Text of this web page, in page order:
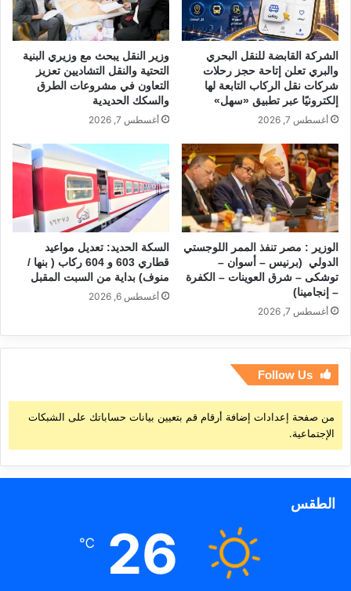
الشركة القابضة للنقل البحري
والبري تعلن إتاحة حجز رحلات
شركات نقل الركاب التابعة لها
إلكترونيًا عبر تطبيق «سهل»
أغسطس 7, 2026
وزير النقل يبحث مع وزيري البنية
التحتية والنقل التشاديين تعزيز
التعاون في مشروعات الطرق
والسكك الحديدية
أغسطس 7, 2026
الوزير : مصر تنفذ الممر اللوجستي
الدولي (برنيس – أسوان –
توشكى – شرق العوينات – الكفرة
– إنجامينا)
أغسطس 7, 2026
السكة الحديد: تعديل مواعيد
قطاري 603 و 604 ركاب ( بنها /
منوف) بداية من السبت المقبل
أغسطس 6, 2026
Follow Us
من صفحة إعدادات إضافة أرقام قم بتعيين بيانات حساباتك على الشبكات
الإجتماعية.
الطقس
26
℃